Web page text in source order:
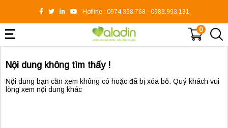
Hotline : 0974.368.768 - 0983.993.131
0
Nội dung không tìm thấy !
Nội dung bạn cần xem không có hoặc đã bị xóa bỏ. Quý khách vui
lòng xem nội dung khác